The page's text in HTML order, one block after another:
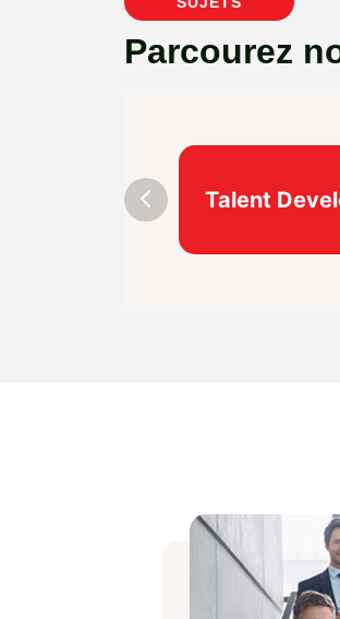
Parcourez
Talent